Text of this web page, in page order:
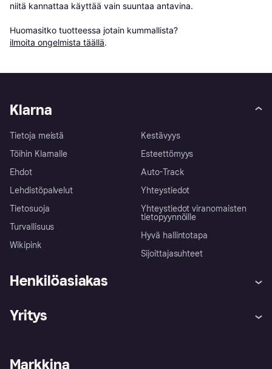
niitä kannattaa käyttää vain suuntaa antavina.
Huomasitko tuotteessa jotain kummallista?
ilmoita ongelmista täällä.
Klarna
Tietoja meistä
Töihin Klarnalle
Ehdot
Lehdistöpalvelut
Tietosuoja
Turvallisuus
Wikipink
Kestävyys
Esteettömyys
Auto-Track
Yhteystiedot
Yhteystiedot viranomaisten
tietopyynnöille
Hyvä hallintotapa
Sijoittajasuhteet
Henkilöasiakas
Ohje
Kirjaudu sisään
Tutustu kauppoihin
Yritys
Kirjaudu sisään yrityksenä
Markkina